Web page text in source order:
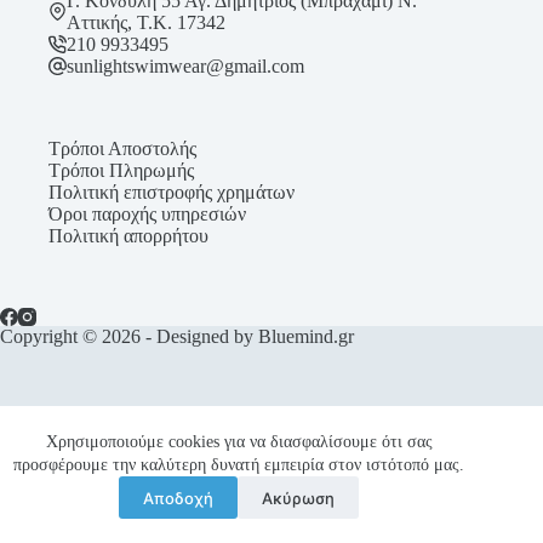
Χρησιμοποιούμε cookies για να διασφαλίσουμε ότι σας
προσφέρουμε την καλύτερη δυνατή εμπειρία στον ιστότοπό μας.
Αποδοχή Ακύρωση
Αττικής, Τ.Κ. 17342
210 9933495
sunlightswimwear@gmail.com
Τρόποι Αποστολής
Τρόποι Πληρωμής
Πολιτική επιστροφής χρημάτων
Όροι παροχής υπηρεσιών
Πολιτική απορρήτου
Copyright © 2026 - Designed by Bluemind.gr